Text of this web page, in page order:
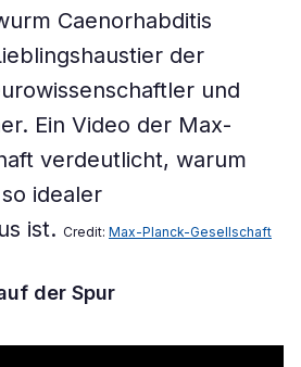
Caenorhabditis
der
und
Ein Video der Max-
verdeutlicht, warum
idealer
ist. Credit: Max-Planck-Gesellschaft
der Spur